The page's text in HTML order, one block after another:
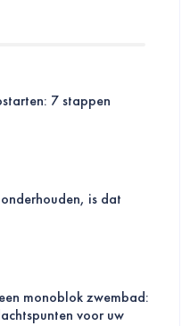
7 stappen
is dat
monoblok zwembad:
voor uw